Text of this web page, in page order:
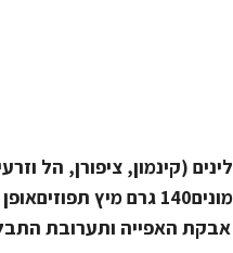
גרם תערובת תבלינים (קינמון, ציפורן,